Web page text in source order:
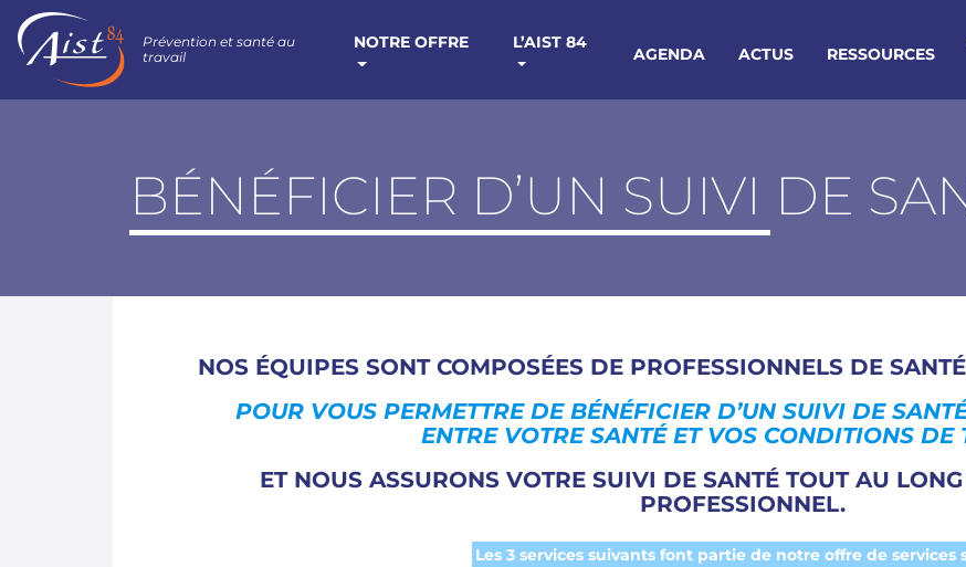
Prévention et santé au
travail
NOTRE OFFRE L’AIST 84
AGENDA ACTUS RESSOURCES
BÉNÉFICIER D’UN SUIVI DE
NOS ÉQUIPES SONT COMPOSÉES DE PROFESSIONNELS DE
POUR VOUS PERMETTRE DE BÉNÉFICIER D’UN SUIVI DE
ENTRE VOTRE SANTÉ ET VOS CONDITIONS DE
ET NOUS ASSURONS VOTRE SUIVI DE SANTÉ TOUT AU
PROFESSIONNEL.
Les 3 services suivants font partie de notre offre de services